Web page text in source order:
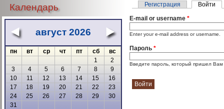
Календарь
август 2026
« »
пн вт ср чт пт сб
вс
1
2
3
4 5 6 7 8
9
10
11 12 13 14 15
16
17
18 19 20 21 22
23
24
25 26 27 28 29
30
31
Главные вкладки
Регистрация Войти
E-mail or username *
Enter your e-mail address or username.
Пароль *
Введите пароль, который пришел Вам